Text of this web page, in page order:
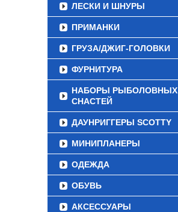
ЛЕСКИ И ШНУРЫ
ПРИМАНКИ
ГРУЗА/ДЖИГ-ГОЛОВКИ
ФУРНИТУРА
НАБОРЫ РЫБОЛОВНЫХ
СНАСТЕЙ
ДАУНРИГГЕРЫ SCOTTY
МИНИПЛАНЕРЫ
ОДЕЖДА
ОБУВЬ
АКСЕССУАРЫ